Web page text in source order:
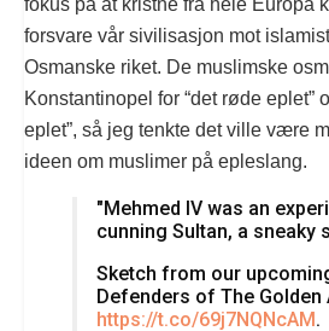
fokus på at kristne fra hele Europa
forsvare vår sivilisasjon mot
Osmanske riket. De muslimske
Konstantinopel for “det røde eplet”
eplet”, så jeg tenkte det ville være
ideen om muslimer på epleslang.
"Mehmed IV was an
cunning Sultan, a sneaky
Sketch from our
Defenders of The Golden
https://t.co/69j7NQNcAM.